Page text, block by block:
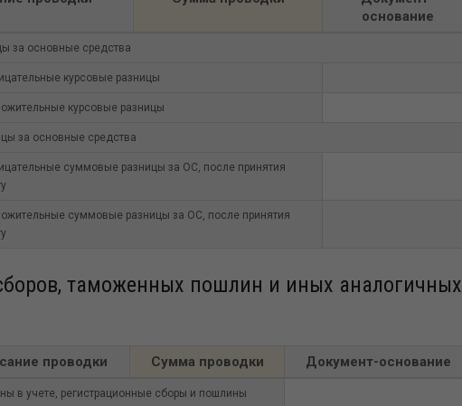
основание
за основные средства
курсовые разницы
курсовые разницы
за основные средства
суммовые разницы за ОС, после принятия
суммовые разницы за ОС, после принятия
таможенных пошлин и иных аналогичных
проводки Сумма проводки Документ-основание
в учете, регистрационные сборы и пошлины